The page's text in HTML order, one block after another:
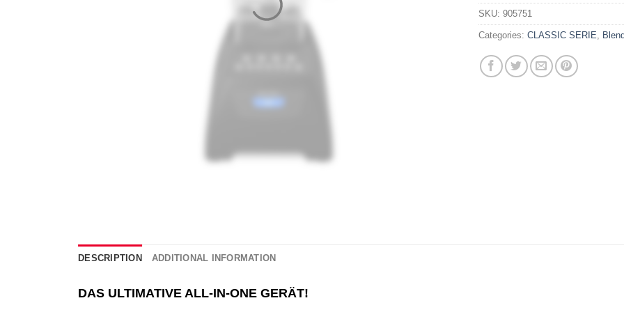
SKU: 905751
Categories: CLASSIC SERIE
DESCRIPTION ADDITIONAL INFORMATION
DAS ULTIMATIVE ALL-IN-ONE GERÄT!